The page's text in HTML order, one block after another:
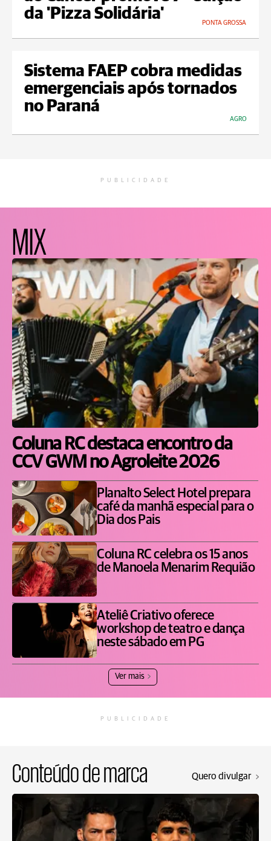
da 'Pizza Solidária'
PONTA GROSSA
Sistema FAEP cobra medidas
emergenciais após tornados
no Paraná
AGRO
PUBLICIDADE
MIX
Coluna RC destaca encontro da
CCV GWM no Agroleite 2026
Planalto Select Hotel prepara
café da manhã especial para o
Dia dos Pais
Coluna RC celebra os 15 anos
de Manoela Menarim Requião
Ateliê Criativo oferece
workshop de teatro e dança
neste sábado em PG
Ver mais
PUBLICIDADE
Conteúdo de marca Quero divulgar